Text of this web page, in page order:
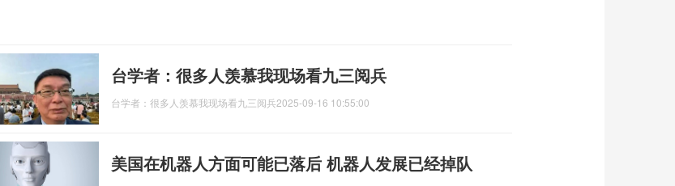
台学者：很多人羡慕我现场看九三阅兵
台学者：很多人羡慕我现场看九三阅兵2025-09-16 10:55:00
美国在机器人方面可能已落后 机器人发展已经掉队